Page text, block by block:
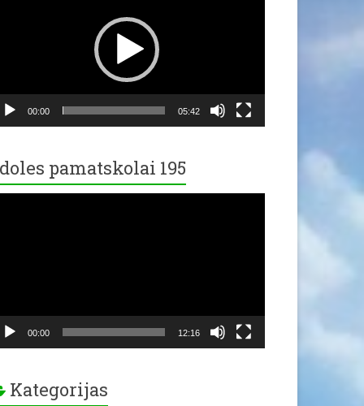
00:00 05:42
pamatskolai 195
00:00 12:16
Kategorijas